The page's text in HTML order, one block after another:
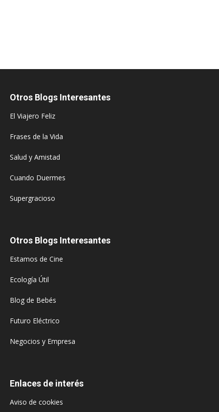
Otros Blogs Interesantes
El Viajero Feliz
Frases de la Vida
Salud y Amistad
Cuando Duermes
Supergracioso
Otros Blogs Interesantes
Estamos de Cine
Ecología Útil
Blog de Bebés
Futuro Eléctrico
Negocios y Empresa
Enlaces de interés
Aviso de cookies